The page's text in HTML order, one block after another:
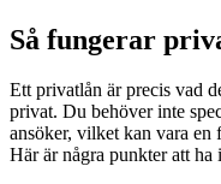
Så fungerar
Ett privatlån är precis vad
privat. Du behöver inte
ansöker, vilket kan vara en
Här är några punkter att ha